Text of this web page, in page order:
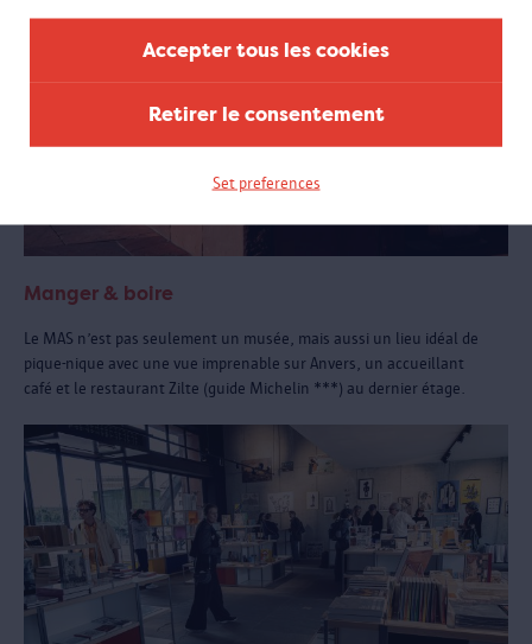
Accepter tous les cookies
Retirer le consentement
Set preferences
Manger & boire
Le MAS n’est pas seulement un musée, mais aussi un lieu idéal de
pique-nique avec une vue imprenable sur Anvers, un accueillant
café et le restaurant Zilte (guide Michelin ***) au dernier étage.